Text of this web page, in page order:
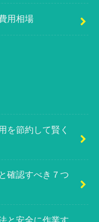
用相場
を節約して賢く
確認すべき７つ